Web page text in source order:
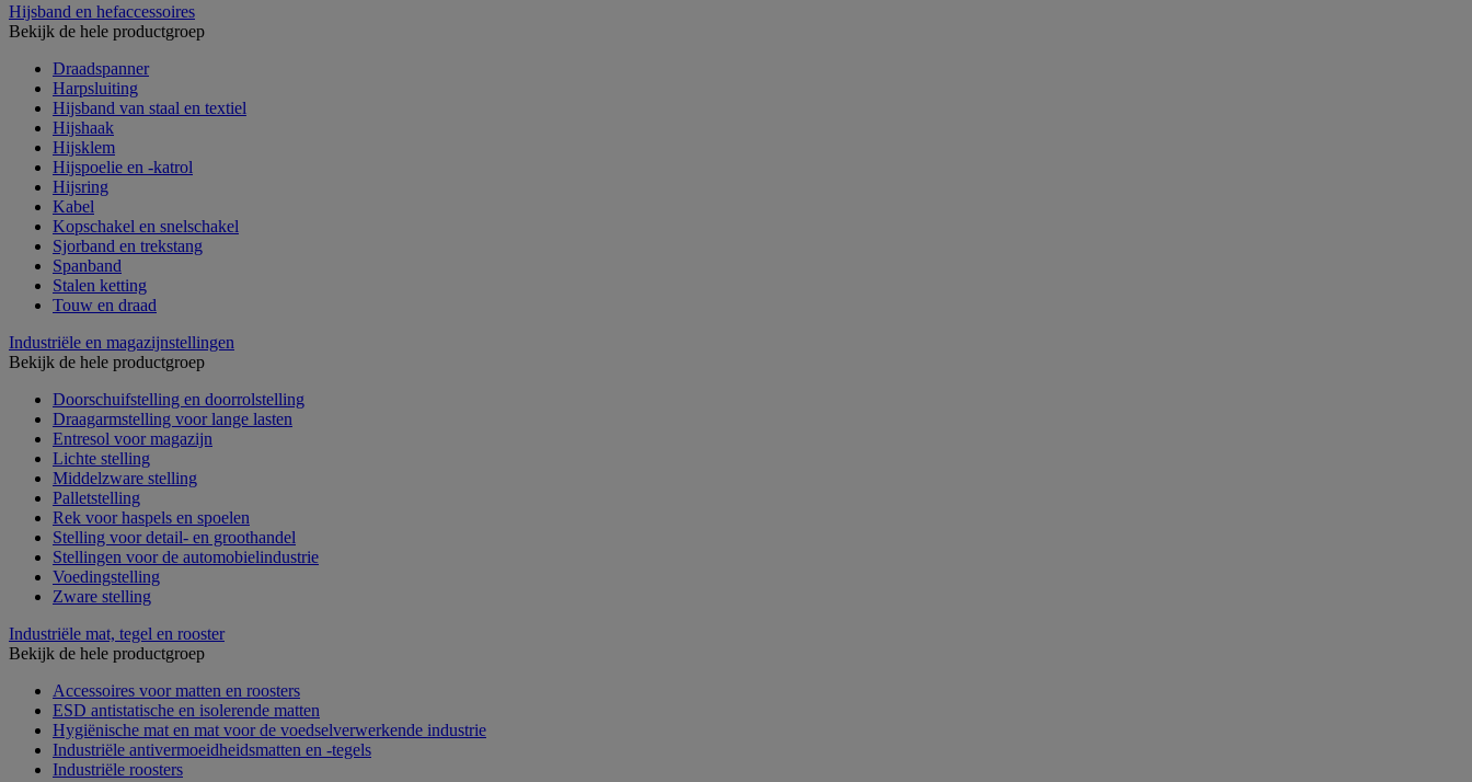
Hijsband en hefaccessoires
Bekijk de hele productgroep
Draadspanner
Harpsluiting
Hijsband van staal en textiel
Hijshaak
Hijsklem
Hijspoelie en -katrol
Hijsring
Kabel
Kopschakel en snelschakel
Sjorband en trekstang
Spanband
Stalen ketting
Touw en draad
Industriële en magazijnstellingen
Bekijk de hele productgroep
Doorschuifstelling en doorrolstelling
Draagarmstelling voor lange lasten
Entresol voor magazijn
Lichte stelling
Middelzware stelling
Palletstelling
Rek voor haspels en spoelen
Stelling voor detail- en groothandel
Stellingen voor de automobielindustrie
Voedingstelling
Zware stelling
Industriële mat, tegel en rooster
Bekijk de hele productgroep
Accessoires voor matten en roosters
ESD antistatische en isolerende matten
Hygiënische mat en mat voor de voedselverwerkende industrie
Industriële antivermoeidheidsmatten en -tegels
Industriële roosters